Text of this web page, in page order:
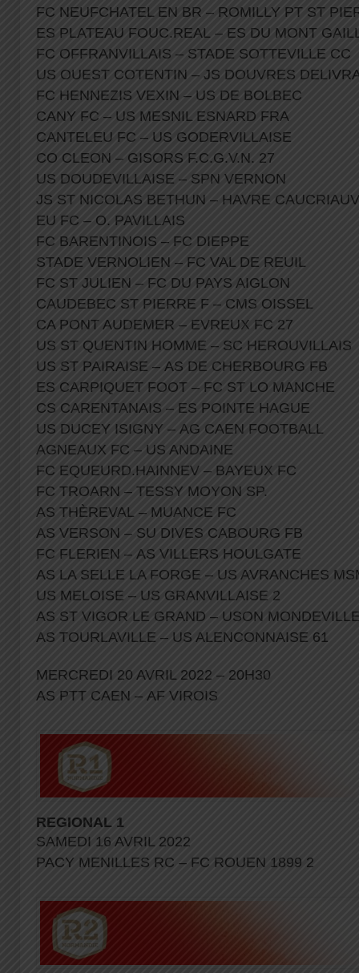
FC NEUFCHATEL EN BR – ROMILLY PT ST
ES PLATEAU FOUC.REAL – ES DU MONT
FC OFFRANVILLAIS – STADE SOTTEVILLE CC
US OUEST COTENTIN – JS DOUVRES
FC HENNEZIS VEXIN – US DE BOLBEC
CANY FC – US MESNIL ESNARD FRA
CANTELEU FC – US GODERVILLAISE
CO CLEON – GISORS F.C.G.V.N. 27
US DOUDEVILLAISE – SPN VERNON
JS ST NICOLAS BETHUN – HAVRE
EU FC – O. PAVILLAIS
FC BARENTINOIS – FC DIEPPE
STADE VERNOLIEN – FC VAL DE REUIL
FC ST JULIEN – FC DU PAYS AIGLON
CAUDEBEC ST PIERRE F – CMS OISSEL
CA PONT AUDEMER – EVREUX FC 27
US ST QUENTIN HOMME – SC HEROUVILLAIS
US ST PAIRAISE – AS DE CHERBOURG FB
ES CARPIQUET FOOT – FC ST LO MANCHE
CS CARENTANAIS – ES POINTE HAGUE
US DUCEY ISIGNY – AG CAEN FOOTBALL
AGNEAUX FC – US ANDAINE
FC EQUEURD.HAINNEV – BAYEUX FC
FC TROARN – TESSY MOYON SP.
AS THÈREVAL – MUANCE FC
AS VERSON – SU DIVES CABOURG FB
FC FLERIEN – AS VILLERS HOULGATE
AS LA SELLE LA FORGE – US AVRANCHES
US MELOISE – US GRANVILLAISE 2
AS ST VIGOR LE GRAND – USON
AS TOURLAVILLE – US ALENCONNAISE 61
MERCREDI 20 AVRIL 2022 – 20H30
AS PTT CAEN – AF VIROIS
REGIONAL 1
SAMEDI 16 AVRIL 2022
PACY MENILLES RC – FC ROUEN 1899 2